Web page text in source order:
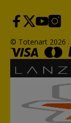
© Totenart 2026 .